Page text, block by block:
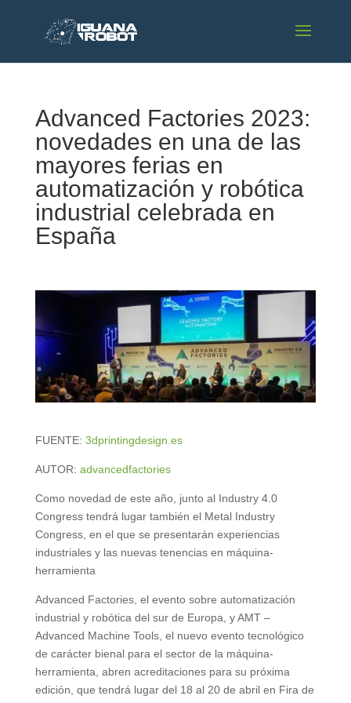
Advanced Factories 2023:
novedades en una de las
mayores ferias en
automatización y robótica
industrial celebrada en
España
FUENTE: 3dprintingdesign.es
AUTOR: advancedfactories
Como novedad de este año, junto al Industry 4.0
Congress tendrá lugar también el Metal Industry
Congress, en el que se presentarán experiencias
industriales y las nuevas tenencias en máquina-
herramienta
Advanced Factories, el evento sobre automatización
industrial y robótica del sur de Europa, y AMT –
Advanced Machine Tools, el nuevo evento tecnológico
de carácter bienal para el sector de la máquina-
herramienta, abren acreditaciones para su próxima
edición, que tendrá lugar del 18 al 20 de abril en Fira de